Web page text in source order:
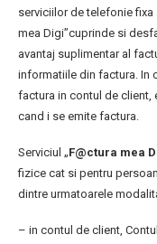
serviciilor de telefonie fixa
mea Digi”cuprinde si
avantaj suplimentar al
informatiile din factura. In
factura in contul de client,
cand i se emite factura.
Serviciul „F@ctura mea
fizice cat si pentru
dintre urmatoarele
– in contul de client,